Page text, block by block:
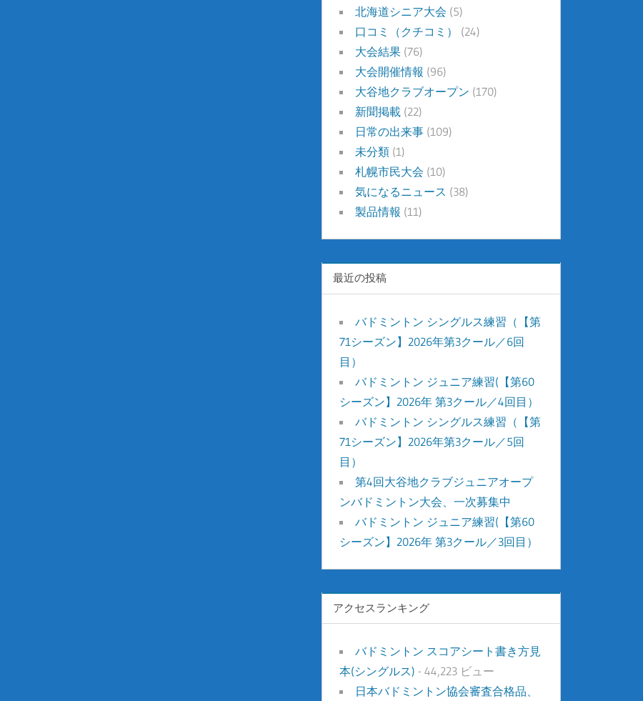
北海道シニア大会 (5)
口コミ（クチコミ）
(24)
大会結果 (76)
大会開催情報 (96)
大谷地クラブオープン (170)
新聞掲載 (22)
日常の出来事 (109)
未分類 (1)
札幌市民大会 (10)
気になるニュース (38)
製品情報 (11)
最近の投稿
バドミントン シングルス練習（【第
71シーズン】2026年第3クール／6回
目）
バドミントン ジュニア練習(【第60
シーズン】2026年 第3クール／4回目）
バドミントン シングルス練習（【第
71シーズン】2026年第3クール／5回
目）
第4回大谷地クラブジュニアオープ
ンバドミントン大会、一次募集中
バドミントン ジュニア練習(【第60
シーズン】2026年 第3クール／3回目）
アクセスランキング
バドミントン スコアシート書き方見
本(シングルス) - 44,223 ビュー
日本バドミントン協会審査合格品、